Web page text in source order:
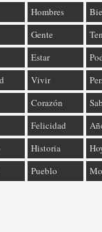
Hombres
Gente
Estar
Vivir
Corazón
Felicidad
Historia
Pueblo